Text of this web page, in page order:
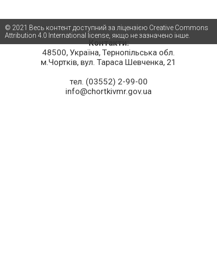
Контакти:
48500, Україна, Тернопільська обл.
м.Чортків, вул. Тараса Шевченка, 21
тел. (03552) 2-99-00
info@chortkivmr.gov.ua
© 2021 Весь контент доступний за ліцензією Creative Commons
Attribution 4.0 International license, якщо не зазначено інше.